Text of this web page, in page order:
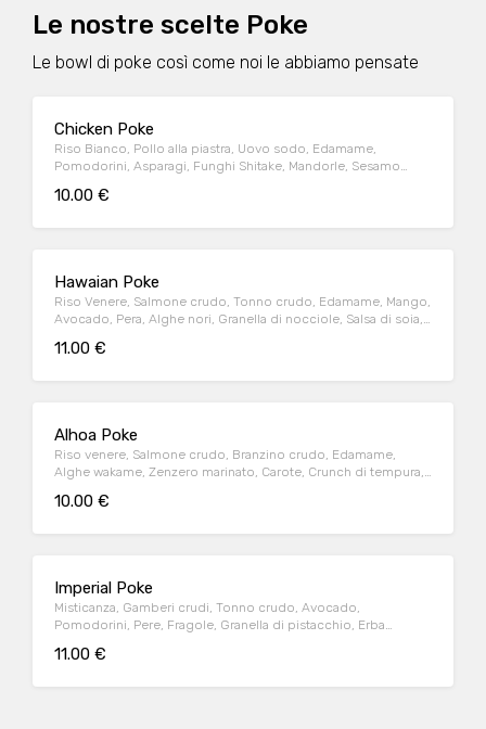
Le nostre scelte Poke
Le bowl di poke così come noi le abbiamo pensate
Chicken Poke
Riso Bianco, Pollo alla piastra, Uovo sodo, Edamame,
Pomodorini, Asparagi, Funghi Shitake, Mandorle, Sesamo
10.00 €
Hawaian Poke
Riso Venere, Salmone crudo, Tonno crudo, Edamame, Mango,
Avocado, Pera, Alghe nori, Granella di nocciole, Salsa di soia,
11.00 €
Alhoa Poke
Riso venere, Salmone crudo, Branzino crudo, Edamame,
Alghe wakame, Zenzero marinato, Carote, Crunch di tempura,
10.00 €
Imperial Poke
Misticanza, Gamberi crudi, Tonno crudo, Avocado,
Pomodorini, Pere, Fragole, Granella di pistacchio, Erba
11.00 €